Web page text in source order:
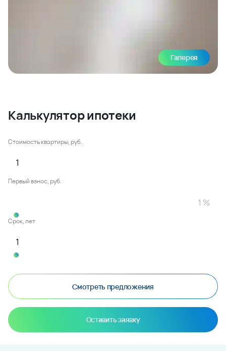
Галерея
Калькулятор ипотеки
Стоимость квартиры, руб.
Первый взнос, руб.
Срок, лет
Смотреть предложения
Оставить заявку